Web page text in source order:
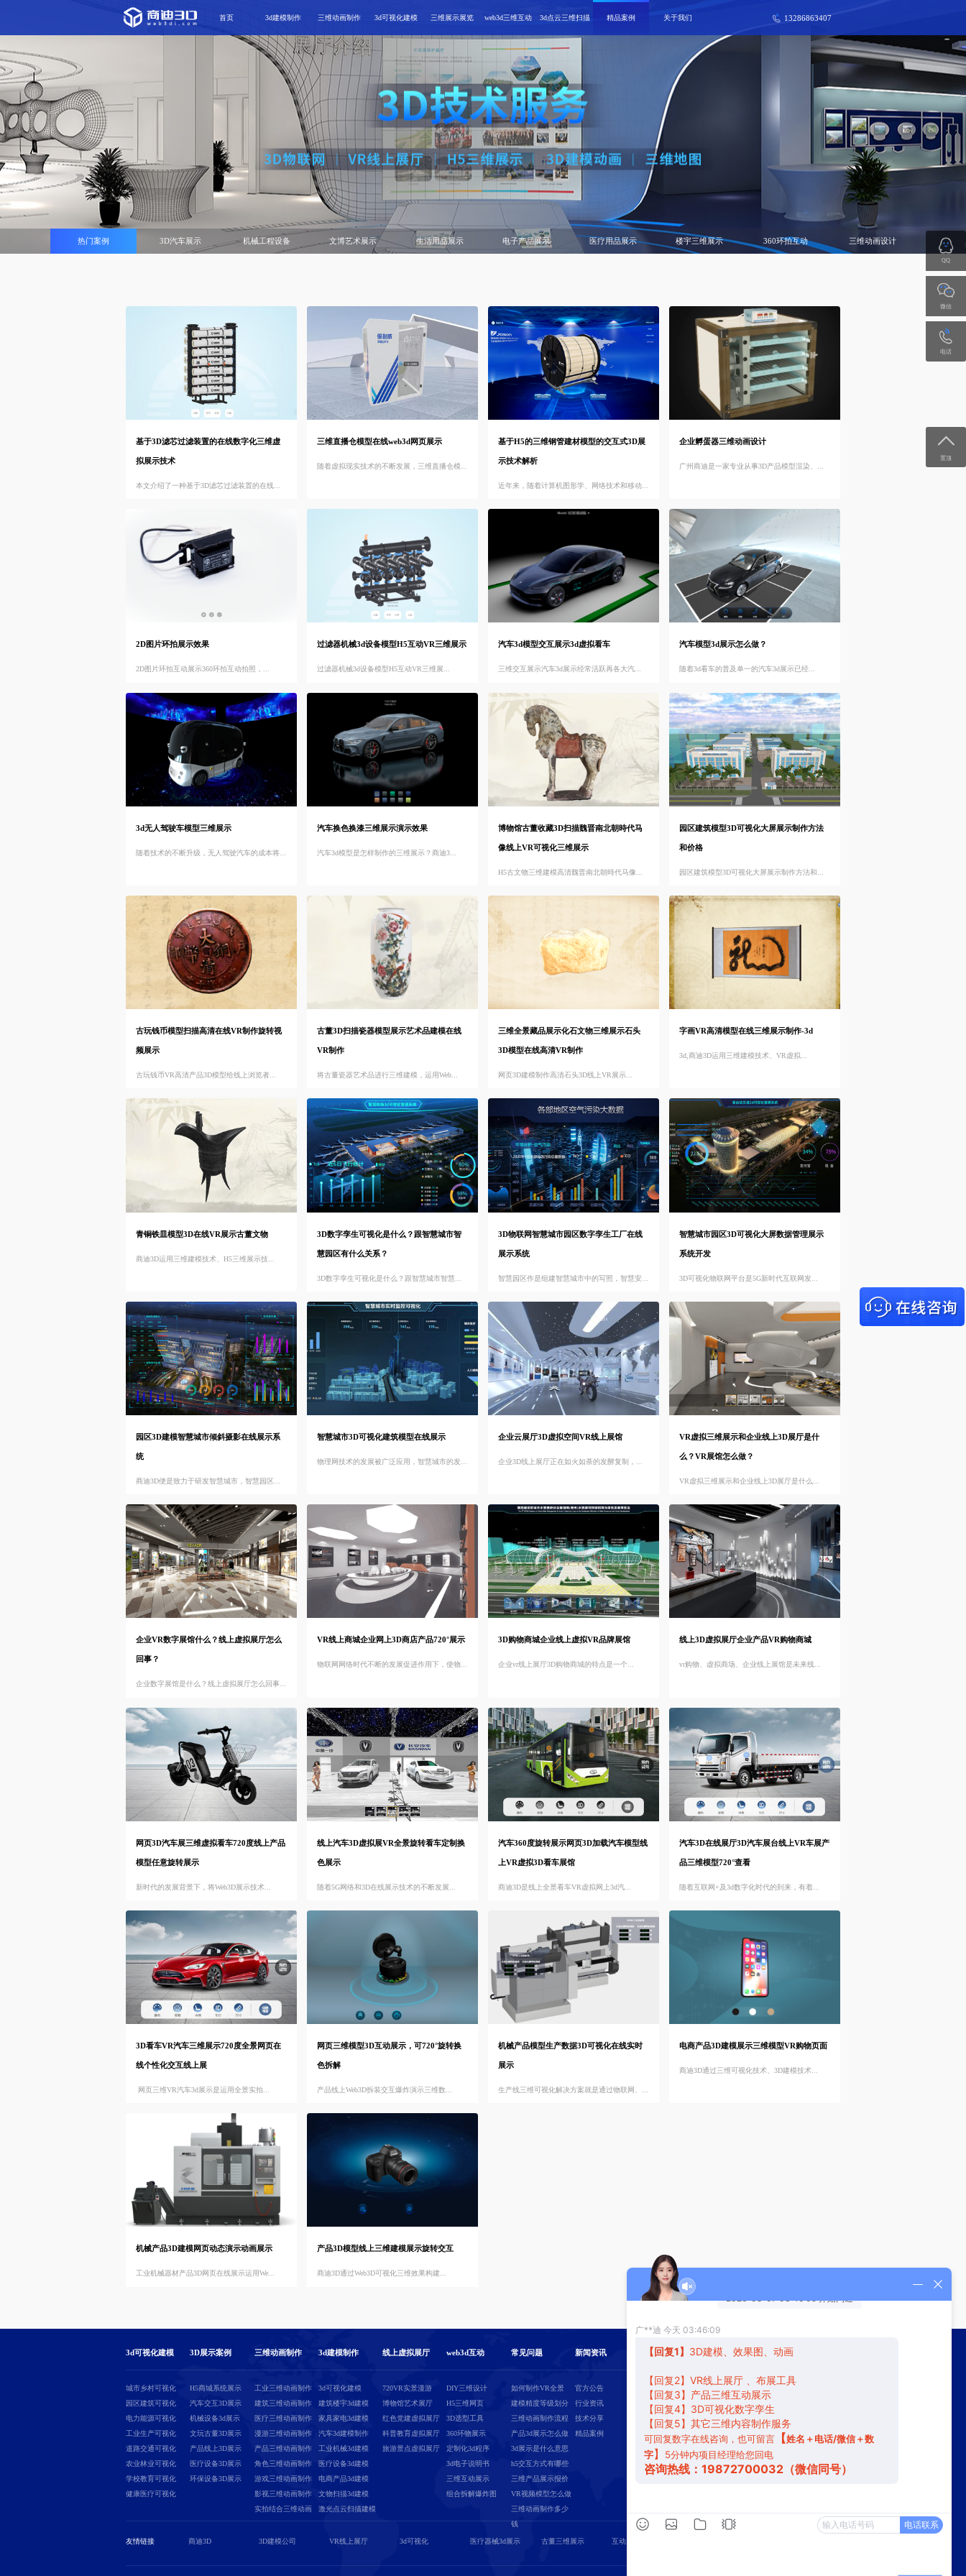
首页 3d建模制作 三维动画制作 3d可视化建模 三维展示展览 web3d三维互动 3d点云三维扫描 精品案例 关于我们 13286863407
热门案例 3D汽车展示 机械工程设备 文博艺术展示 生活用品展示 电子产品展示 医疗用品展示 楼宇三维展示 360环拍互动 三维动画设计
基于3D滤芯过滤装置的在线数字化三维虚
拟展示技术
本文介绍了一种基于3D滤芯过滤装置的在线...
三维直播仓模型在线web3d网页展示
随着虚拟现实技术的不断发展，三维直播仓模...
基于H5的三维钢管建材模型的交互式3D展
示技术解析
近年来，随着计算机图形学、网络技术和移动...
企业孵蛋器三维动画设计
广州商迪是一家专业从事3D产品模型渲染、...
2D图片环拍展示效果
2D图片环拍互动展示360环拍互动拍照，...
过滤器机械3d设备模型H5互动VR三维展示
过滤器机械3d设备模型H5互动VR三维展...
汽车3d模型交互展示3d虚拟看车
三维交互展示汽车3d展示经常活跃再各大汽...
汽车模型3d展示怎么做？
随着3d看车的普及单一的汽车3d展示已经...
3d无人驾驶车模型三维展示
随着技术的不断升级，无人驾驶汽车的成本将...
汽车换色换漆三维展示演示效果
汽车3d模型是怎样制作的三维展示？商迪3...
博物馆古董收藏3D扫描魏晋南北朝時代马
像线上VR可视化三维展示
H5古文物三维建模高清魏晋南北朝時代马像...
园区建筑模型3D可视化大屏展示制作方法
和价格
园区建筑模型3D可视化大屏展示制作方法和...
古玩钱币模型扫描高清在线VR制作旋转视
频展示
古玩钱币VR高清产品3D模型给线上浏览者...
古董3D扫描瓷器模型展示艺术品建模在线
VR制作
将古董瓷器艺术品进行三维建模，运用Web...
三维全景藏品展示化石文物三维展示石头
3D模型在线高清VR制作
网页3D建模制作高清石头3D线上VR展示...
字画VR高清模型在线三维展示制作-3d
3d,商迪3D运用三维建模技术、VR虚拟...
青铜铁皿模型3D在线VR展示古董文物
商迪3D运用三维建模技术、H5三维展示技...
3D数字孪生可视化是什么？跟智慧城市智
慧园区有什么关系？
3D数字孪生可视化是什么？跟智慧城市智慧...
3D物联网智慧城市园区数字孪生工厂在线
展示系统
智慧园区作是组建智慧城市中的写照，智慧安...
智慧城市园区3D可视化大屏数据管理展示
系统开发
3D可视化物联网平台是5G新时代互联网发...
园区3D建模智慧城市倾斜摄影在线展示系
统
商迪3D便是致力于研发智慧城市，智慧园区...
智慧城市3D可视化建筑模型在线展示
物理网技术的发展被广泛应用，智慧城市的发...
企业云展厅3D虚拟空间VR线上展馆
企业3D线上展厅正在如火如荼的发酵复制，...
VR虚拟三维展示和企业线上3D展厅是什
么？VR展馆怎么做？
VR虚拟三维展示和企业线上3D展厅是什么...
企业VR数字展馆什么？线上虚拟展厅怎么
回事？
企业数字展馆是什么？线上虚拟展厅怎么回事...
VR线上商城企业网上3D商店产品720°展示
物联网网络时代不断的发展促进作用下，使物...
3D购物商城企业线上虚拟VR品牌展馆
企业vr线上展厅3D购物商城的特点是一个...
线上3D虚拟展厅企业产品VR购物商城
vr购物、虚拟商场、企业线上展馆是未来线...
网页3D汽车展三维虚拟看车720度线上产品
模型任意旋转展示
新时代的发展背景下，将Web3D展示技术...
线上汽车3D虚拟展VR全景旋转看车定制换
色展示
随着5G网络和3D在线展示技术的不断发展...
汽车360度旋转展示网页3D加载汽车模型线
上VR虚拟3D看车展馆
商迪3D是线上全景看车VR虚拟网上3d汽...
汽车3D在线展厅3D汽车展台线上VR车展产
品三维模型720°查看
随着互联网+及3d数字化时代的到来，有着...
3D看车VR汽车三维展示720度全景网页在
线个性化交互线上展
网页三维VR汽车3d展示是运用全景实拍...
网页三维模型3D互动展示，可720°旋转换
色拆解
产品线上Web3D拆装交互爆炸演示三维数...
机械产品模型生产数据3D可视化在线实时
展示
生产线三维可视化解决方案就是通过物联网、...
电商产品3D建模展示三维模型VR购物页面
商迪3D通过三维可视化技术、3D建模技术...
机械产品3D建模网页动态演示动画展示
工业机械器材产品3D网页在线展示运用We...
产品3D模型线上三维建模展示旋转交互
商迪3D通过Web3D可视化三维效果构建...
QQ
微信
电话
置顶
3d可视化建模
城市乡村可视化
园区建筑可视化
电力能源可视化
工业生产可视化
道路交通可视化
农业林业可视化
学校教育可视化
健康医疗可视化
3D展示案例
H5商城系统展示
汽车交互3D展示
机械设备3d展示
文玩古董3D展示
产品线上3D展示
医疗设备3D展示
环保设备3D展示
三维动画制作
工业三维动画制作
建筑三维动画制作
医疗三维动画制作
漫游三维动画制作
产品三维动画制作
角色三维动画制作
游戏三维动画制作
影视三维动画制作
实拍结合三维动画
3d建模制作
3d可视化建模
建筑楼宇3d建模
家具家电3d建模
汽车3d建模制作
工业机械3d建模
医疗设备3d建模
电商产品3d建模
文物扫描3d建模
激光点云扫描建模
线上虚拟展厅
720VR实景漫游
博物馆艺术展厅
红色党建虚拟展厅
科普教育虚拟展厅
旅游景点虚拟展厅
web3d互动
DIY三维设计
H5三维网页
3D选型工具
360环物展示
定制化3d程序
3d电子说明书
三维互动展示
组合拆解爆炸图
常见问题
如何制作VR全景
建模精度等级划分
三维动画制作流程
产品3d展示怎么做
3d展示是什么意思
h5交互方式有哪些
三维产品展示报价
VR视频模型怎么做
三维动画制作多少
钱
新闻资讯
官方公告
行业资讯
技术分享
精品案例
联系我们
13286863407
1054578403@qq.com
广州市黄埔区广汕三路31号2楼
关注我们
友情链接 商迪3D 3D建模公司 VR线上展厅 3d可视化 医疗器械3d展示 古董三维展示 互动展示